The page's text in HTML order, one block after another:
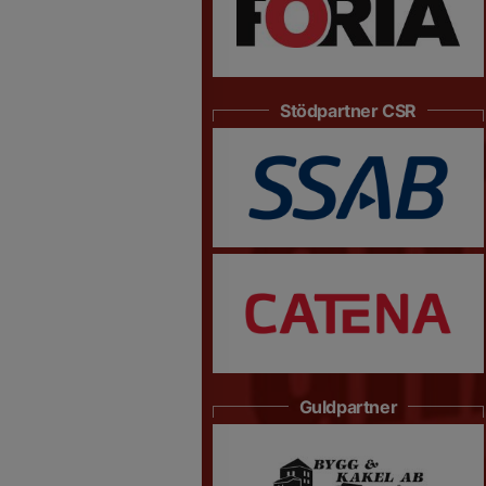
Stödpartner CSR
Guldpartner